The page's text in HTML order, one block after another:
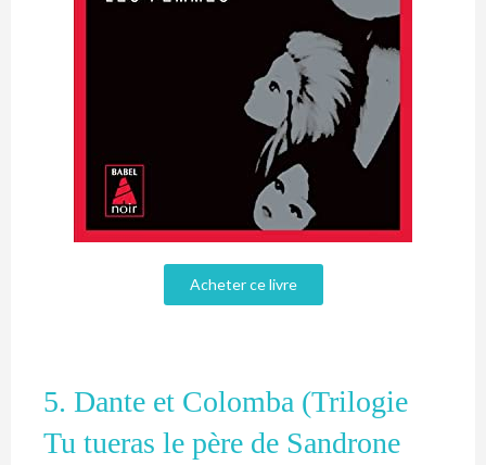
Acheter ce livre
5. Dante et Colomba (Trilogie
Tu tueras le père de Sandrone